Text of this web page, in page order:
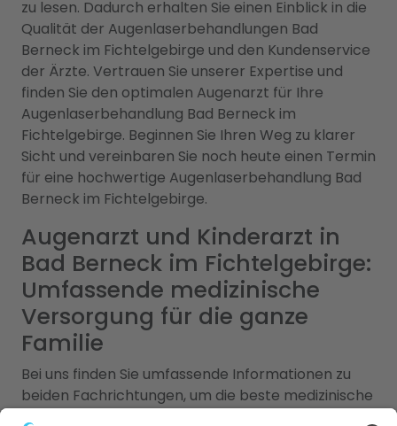
zu lesen. Dadurch erhalten Sie einen Einblick in die
Qualität der Augenlaserbehandlungen Bad
Berneck im Fichtelgebirge und den Kundenservice
der Ärzte. Vertrauen Sie unserer Expertise und
finden Sie den optimalen Augenarzt für Ihre
Augenlaserbehandlung Bad Berneck im
Fichtelgebirge. Beginnen Sie Ihren Weg zu klarer
Sicht und vereinbaren Sie noch heute einen Termin
für eine hochwertige Augenlaserbehandlung Bad
Berneck im Fichtelgebirge.
Augenarzt und Kinderarzt in
Bad Berneck im Fichtelgebirge:
Umfassende medizinische
Versorgung für die ganze
Familie
Bei uns finden Sie umfassende Informationen zu
beiden Fachrichtungen, um die beste medizinische